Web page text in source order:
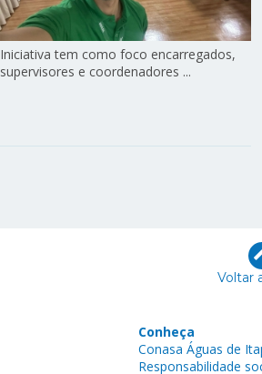
Iniciativa tem como foco encarregados,
supervisores e coordenadores ...
Voltar
Conheça
Conasa Águas de
Responsabilidade